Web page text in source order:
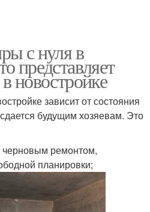
с нуля в
представляет
новостройке
зависит от состояния
будущим хозяевам. Это
ремонтом,
планировки;